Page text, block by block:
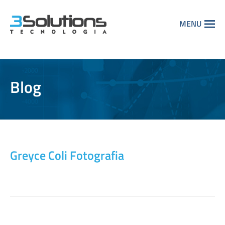
MENU
Blog
Greyce Coli Fotografia